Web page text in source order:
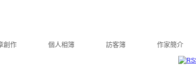
創作 個人相簿 訪客簿 作家簡介